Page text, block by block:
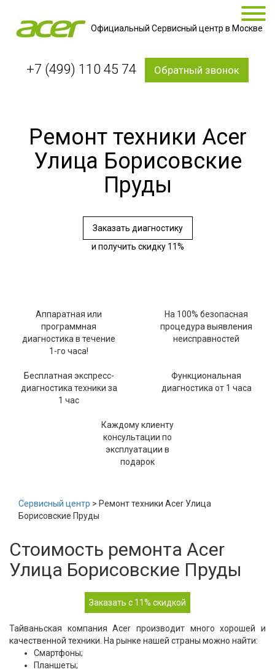
Официальный Сервисный центр в Москве
+7 (499) 110 45 74 Обратный звонок
Ремонт техники Acer
Улица Борисовские
Пруды
Заказать диагностику
и получить скидку 11%
Аппаратная или
программная
диагностика в течение
1-го часа!
На 100% безопасная
процедура выявления
неисправностей
Бесплатная экспресс-
диагностика техники за
1 час
Функциональная
диагностика от 1 часа
Каждому клиенту
консультации по
эксплуатации в
подарок
Сервисный центр > Ремонт техники Acer Улица
Борисовские Пруды
Стоимость ремонта Acer
Улица Борисовские Пруды
Заказать с 11% скидкой
Тайваньская компания Acer производит много хорошей и
качественной техники. На рынке нашей страны можно найти:
Смартфоны;
Планшеты;